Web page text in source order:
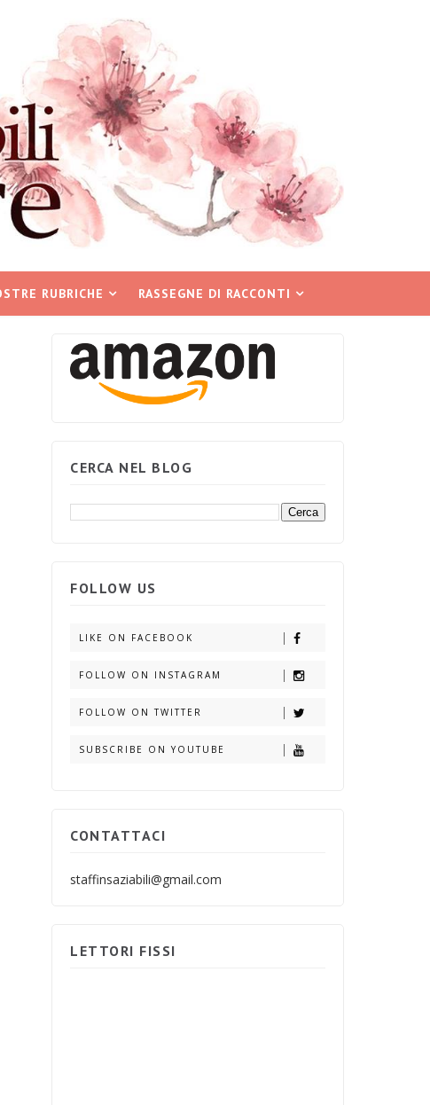
RUBRICHE RASSEGNE DI RACCONTI
CERCA NEL BLOG
FOLLOW US
LIKE ON FACEBOOK
FOLLOW ON INSTAGRAM
FOLLOW ON TWITTER
SUBSCRIBE ON YOUTUBE
CONTATTACI
staffinsaziabili@gmail.com
LETTORI FISSI